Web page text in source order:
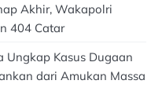
Akhir, Wakapolri
404 Catar
Ungkap Kasus Dugaan
dari Amukan Massa